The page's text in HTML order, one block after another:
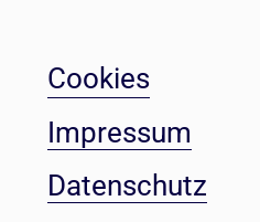
Cookies
Impressum
Datenschutz